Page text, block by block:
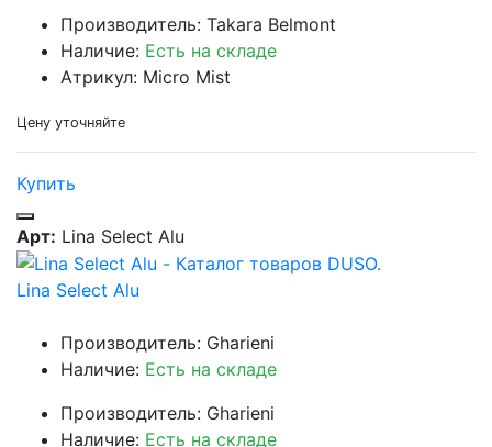
Производитель: Takara Belmont
Наличие: Есть на складе
Атрикул: Micro Mist
Цену уточняйте
Купить
Арт: Lina Select Alu
Lina Select Alu
Производитель: Gharieni
Наличие: Есть на складе
Производитель: Gharieni
Наличие: Есть на складе